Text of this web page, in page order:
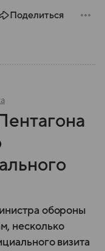
Поделиться
обороны
несколько
визита